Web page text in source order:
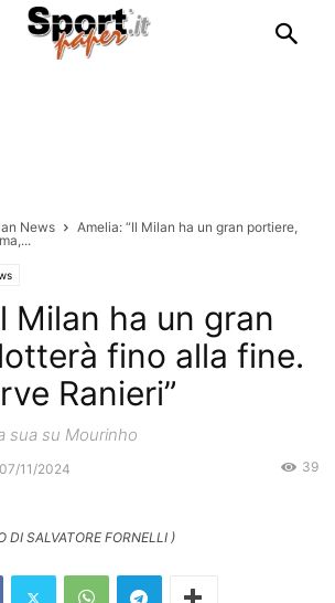
News
Amelia: “Il Milan ha un gran portiere,
Milan ha un gran
fino alla fine.
Ranieri”
sua su Mourinho
07/11/2024 39
DI SALVATORE FORNELLI )